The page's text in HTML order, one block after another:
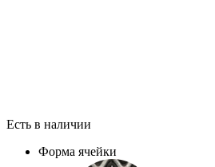
Есть в наличии
Форма ячейки